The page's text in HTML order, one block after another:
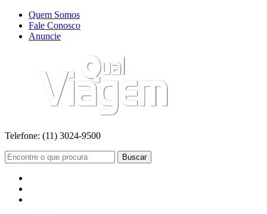
Quem Somos
Fale Conosco
Anuncie
Telefone: (11) 3024-9500
Buscar